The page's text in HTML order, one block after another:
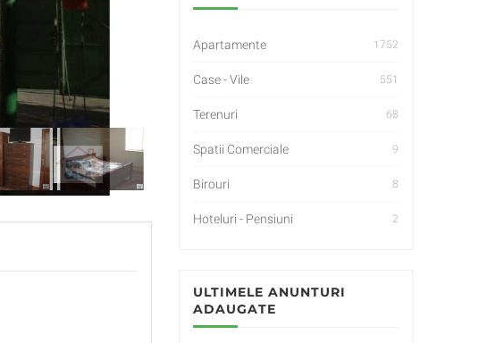
Apartamente 1752
Case - Vile 551
Terenuri 68
Spatii Comerciale 9
Birouri 8
Hoteluri - Pensiuni 2
ULTIMELE ANUNTURI
ADAUGATE